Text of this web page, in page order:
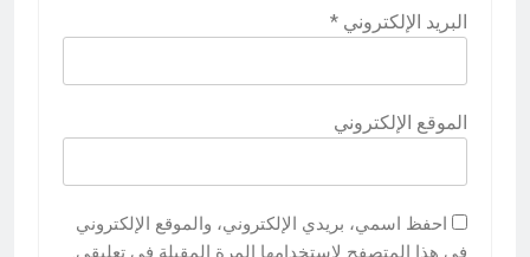
البريد الإلكتروني *
الموقع الإلكتروني
احفظ اسمي، بريدي الإلكتروني، والموقع الإلكتروني
في هذا المتصفح لاستخدامها المرة المقبلة في تعليقي.